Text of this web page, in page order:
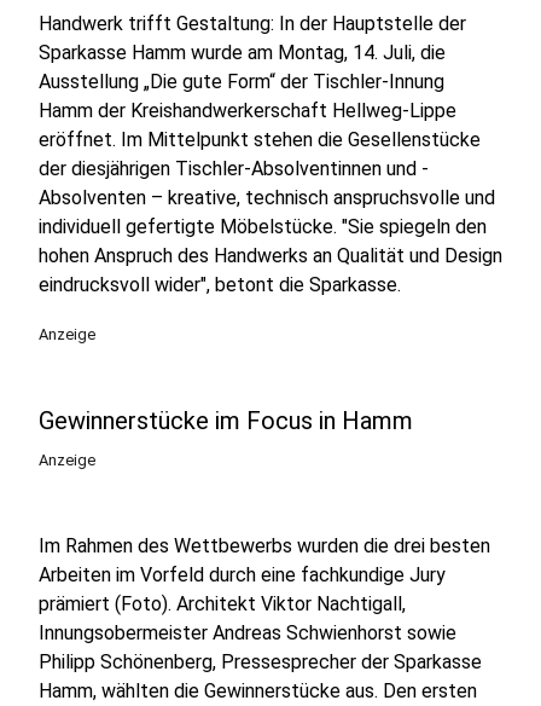
Handwerk trifft Gestaltung: In der Hauptstelle der
Sparkasse Hamm wurde am Montag, 14. Juli, die
Ausstellung „Die gute Form“ der Tischler-Innung
Hamm der Kreishandwerkerschaft Hellweg-Lippe
eröffnet. Im Mittelpunkt stehen die Gesellenstücke
der diesjährigen Tischler-Absolventinnen und -
Absolventen – kreative, technisch anspruchsvolle und
individuell gefertigte Möbelstücke. "Sie spiegeln den
hohen Anspruch des Handwerks an Qualität und Design
eindrucksvoll wider", betont die Sparkasse.
Anzeige
Gewinnerstücke im Focus in Hamm
Anzeige
Im Rahmen des Wettbewerbs wurden die drei besten
Arbeiten im Vorfeld durch eine fachkundige Jury
prämiert (Foto). Architekt Viktor Nachtigall,
Innungsobermeister Andreas Schwienhorst sowie
Philipp Schönenberg, Pressesprecher der Sparkasse
Hamm, wählten die Gewinnerstücke aus. Den ersten